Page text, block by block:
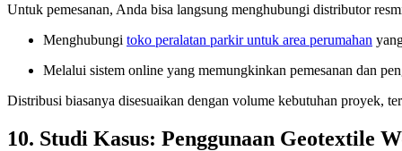
Untuk pemesanan, Anda bisa langsung menghubungi distributor
Menghubungi toko peralatan parkir untuk area perumahan
Melalui sistem online yang memungkinkan pemesanan dan
Distribusi biasanya disesuaikan dengan volume kebutuhan proyek,
10. Studi Kasus: Penggunaan Geotextile